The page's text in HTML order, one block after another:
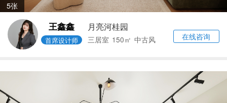
5张
王鑫鑫
首席设计师
月亮河桂园
三居室 150㎡ 中古风 在线咨询